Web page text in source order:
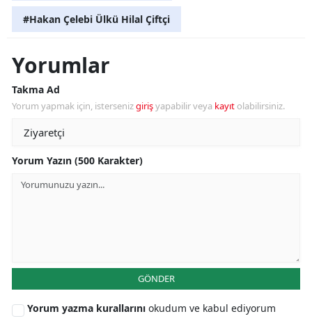
#Hakan Çelebi Ülkü Hilal Çiftçi
Yorumlar
Takma Ad
Yorum yapmak için, istersenizgirişyapabilir veya kayıt olabilirsiniz.
Yorum Yazın (500 Karakter)
GÖNDER
Yorum yazma kurallarını okudum ve kabul ediyorum